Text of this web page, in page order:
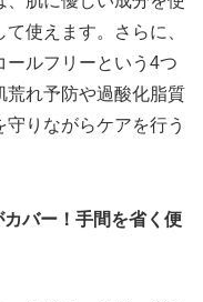
使えます。さらに、
ールフリーという4つ
荒れ予防や過酸化脂質
りながらケアを行う
カバー！手間を省く便